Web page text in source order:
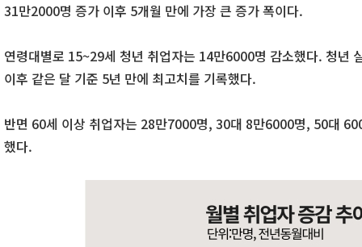
31만2000명 증가 이후 5개월 만에 가장 큰 증가 폭이다.
연령대별로 15~29세 청년 취업자는 14만6000명 감소했다. 청
이후 같은 달 기준 5년 만에 최고치를 기록했다.
반면 60세 이상 취업자는 28만7000명, 30대 8만6000명, 50대
했다.